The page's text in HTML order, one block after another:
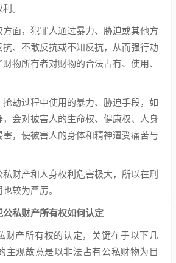
。
方面，犯罪人通过暴力、胁迫或其他方
、不敢反抗或不知反抗，从而强行劫
物所有者对财物的合法占有、使用、
抢劫过程中使用的暴力、胁迫手段，如
，会对被害人的生命权、健康权、人身
害，使被害人的身体和精神遭受痛苦与
财产和人身权利危害极大，所以在刑
较为严厉。
公私财产所有权如何认定
财产所有权的认定，关键在于以下几
主观故意是以非法占有公私财物为目